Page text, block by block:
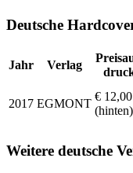
Deutsche
Jahr Verlag
2017 EGMONT
€ 12,00
(hinten)
Weitere deutsche